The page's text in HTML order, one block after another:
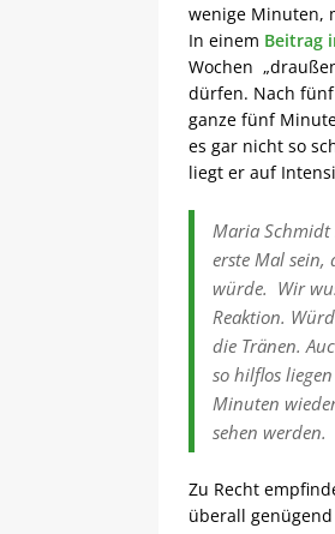
wenige Minuten,
In einem Beitrag
Wochen
dürfen. Nach
ganze fünf
es gar nicht so
liegt er auf
Maria Schmidt
erste Mal sein,
würde. Wir
Reaktion.
die Tränen.
so hilflos
Minuten
sehen werden.
Zu Recht
überall